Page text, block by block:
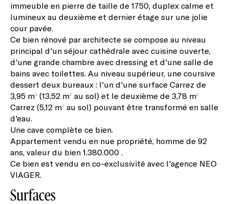
immeuble en pierre de taille de 1750, duplex calme et
lumineux au deuxième et dernier étage sur une jolie
cour pavée.
Ce bien rénové par architecte se compose au niveau
principal d'un séjour cathédrale avec cuisine ouverte,
d'une grande chambre avec dressing et d'une salle de
bains avec toilettes. Au niveau supérieur, une coursive
dessert deux bureaux : l'un d'une surface Carrez de
3,95 m² (13,52 m² au sol) et le deuxième de 3,78 m²
Carrez (5,12 m² au sol) pouvant être transformé en salle
d'eau.
Une cave complète ce bien.
Appartement vendu en nue propriété, homme de 92
ans, valeur du bien 1.380.000 .
Ce bien est vendu en co-exclusivité avec l'agence NEO
VIAGER.
Surfaces